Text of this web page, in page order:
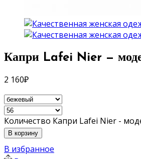
Капри Lafei Nier —
2 160₽
Количество Капри Lafei Nier -
В корзину
В избранное